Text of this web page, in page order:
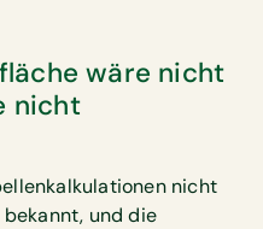
wäre nicht
nicht
nicht
und die